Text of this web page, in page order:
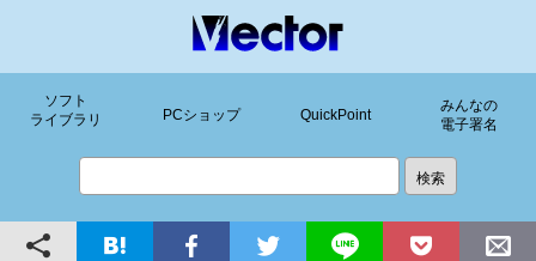
ソフト
ライブラリ
PCショップ QuickPoint
みんなの
電子署名